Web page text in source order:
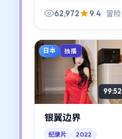
间走钢丝：汤唯、宋
让落差更刺人。
62,972 9.4 冒险
日本 独播
99:52
银翼边界
纪录片 2022